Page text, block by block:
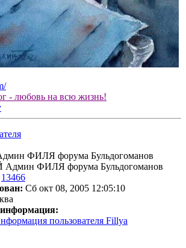
- любовь на всю жизнь!
ФИЛЯ форума Бульдогоманов
13466
Сб окт 08, 2005 12:05:10
пользователя Fillya